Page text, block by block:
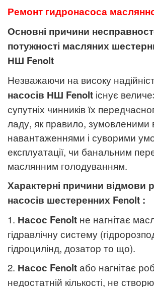
Ремонт гидронасоса
Основні причини
потужності масляних
НШ Fenolt
Незважаючи на високу
насосів НШ Fenolt існує
супутніх чинників їх
ладу, як правило, зумовленими
навантаженнями і суворими
експлуатації, чи банальним
маслянним голодуванням.
Характерні причини відмови
насосів шестеренних Fenolt :
1. Насос Fenolt не нагнітає
гідравлічну систему
гідроцилінд, дозатор то що).
2. Насос Fenoltабо нагнітає
недостатній кількості, не